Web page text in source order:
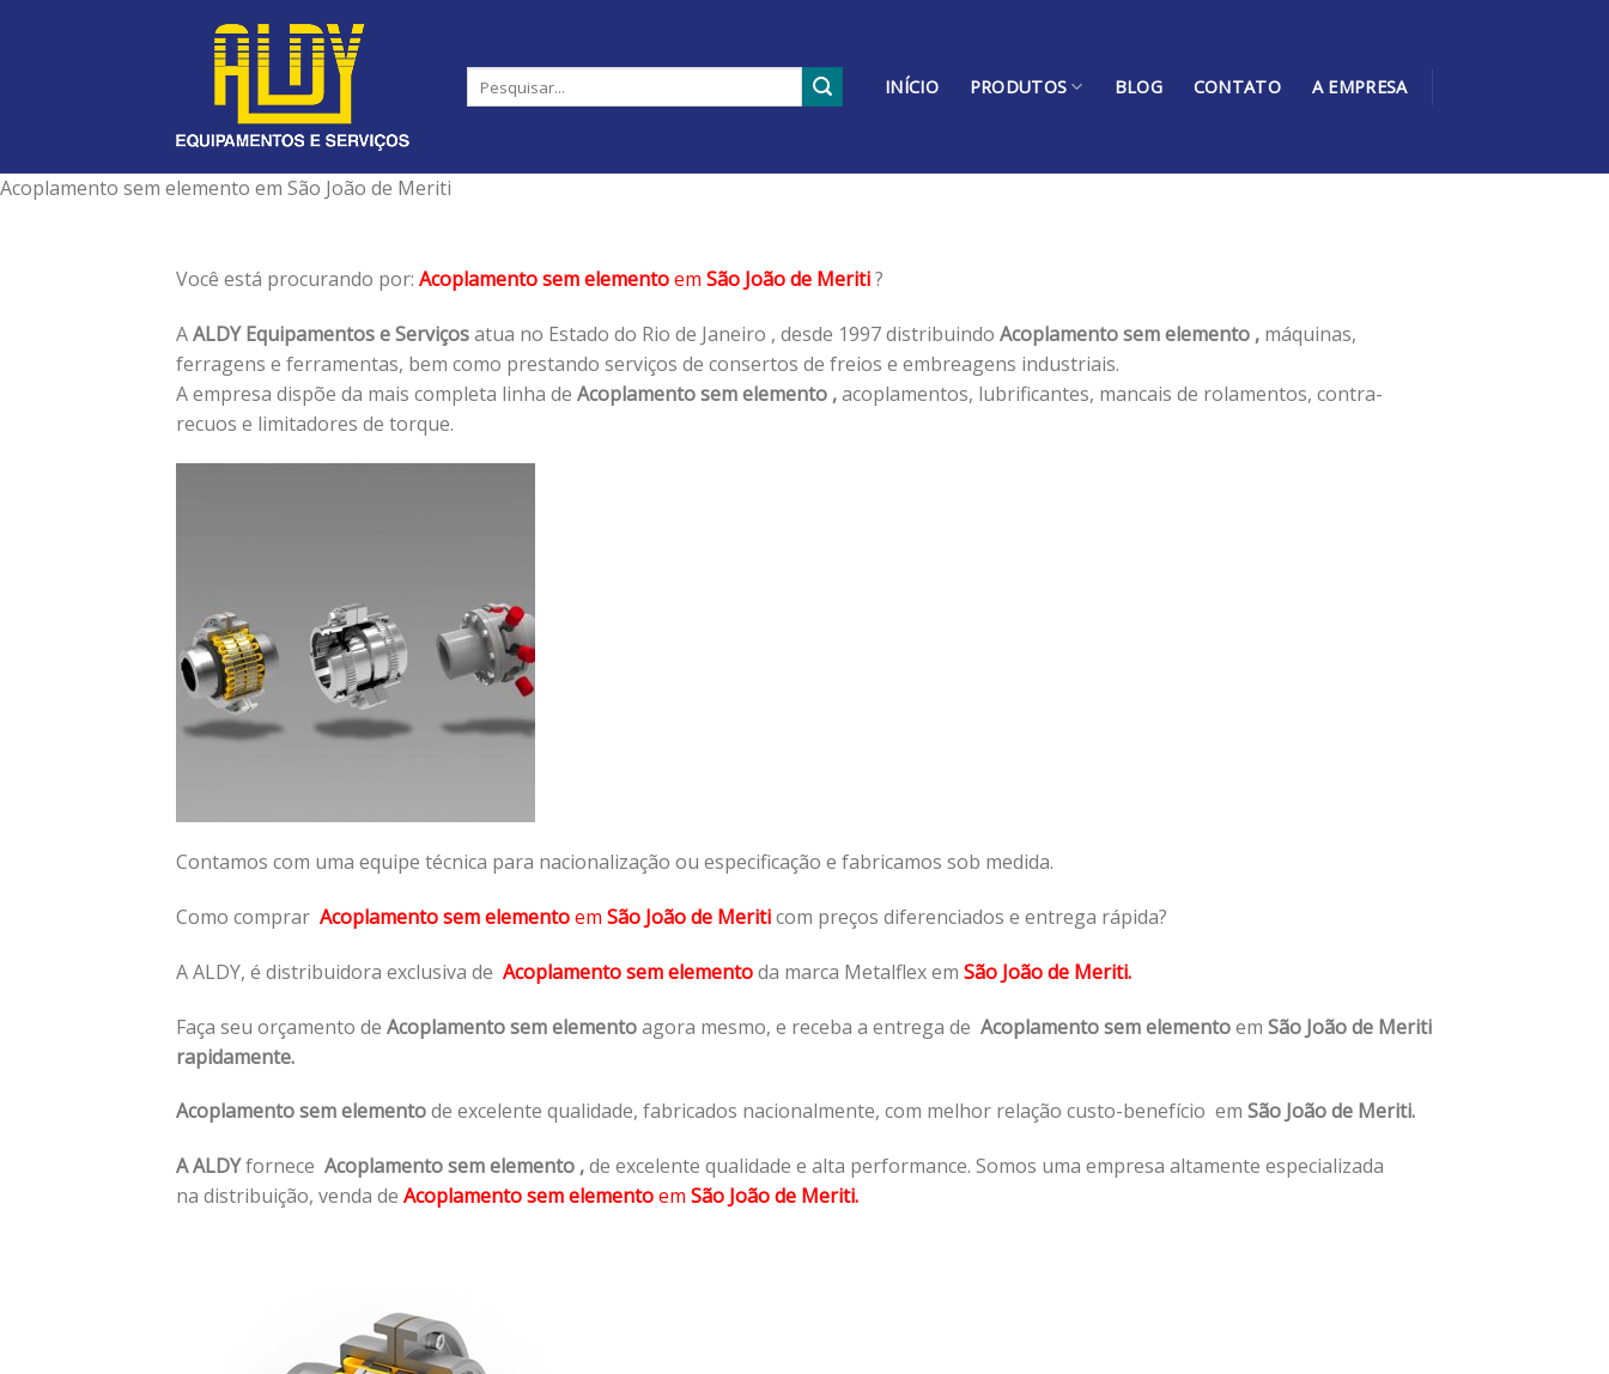
INÍCIO PRODUTOS BLOG CONTATO A EMPRESA
Acoplamento sem elemento em São João de Meriti
Você está procurando por: Acoplamento sem elementoem São João de Meriti?
AALDY Equipamentos e Serviçosatua no Estado do Rio de Janeiro , desde 1997 distribuindo Acoplamento sem elemento , máquinas,
ferragens e ferramentas, bem como prestando serviços de consertos de freios e embreagens industriais.
A empresa dispõe da mais completa linha de Acoplamento sem elemento ,acoplamentos, lubrificantes, mancais de rolamentos, contra-
recuos e limitadores de torque.
Contamos com uma equipe técnica para nacionalização ou especificação e fabricamos sob medida.
Como comprar Acoplamento sem elementoem São João de Meriticom preços diferenciados e entrega rápida?
A ALDY, é distribuidora exclusiva de Acoplamento sem elementoda marca Metalflex em São João de Meriti.
Faça seu orçamento de Acoplamento sem elementoagora mesmo, e receba a entrega de Acoplamento sem elementoem São João de Meriti
rapidamente.
Acoplamento sem elementode excelente qualidade, fabricados nacionalmente, com melhor relação custo-benefício em São João de Meriti.
A ALDYfornece Acoplamento sem elemento ,de excelente qualidade e alta performance. Somos uma empresa altamente especializada
na distribuição, venda de Acoplamento sem elementoem São João de Meriti.